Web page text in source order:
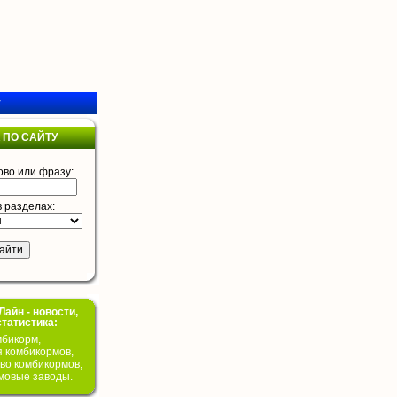
САЙТУ
или фразу:
разделах:
- новости,
комбикормов,
комбикормов,
заводы.